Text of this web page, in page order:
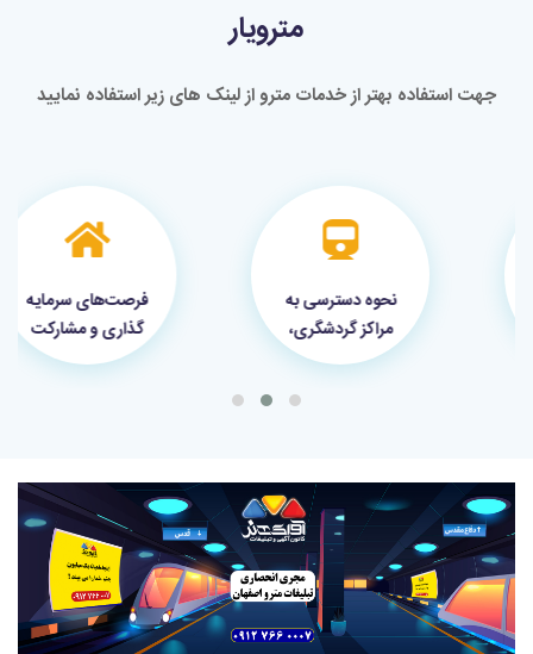
مترویار
جهت استفاده بهتر از خدمات مترو از لینک های زیر استفاده نمایید
نحوه دسترسی به
مراکز گردشگری،
فرهنگی و درمانی
فرصت‌های سرمایه
گذاری و مشارکت